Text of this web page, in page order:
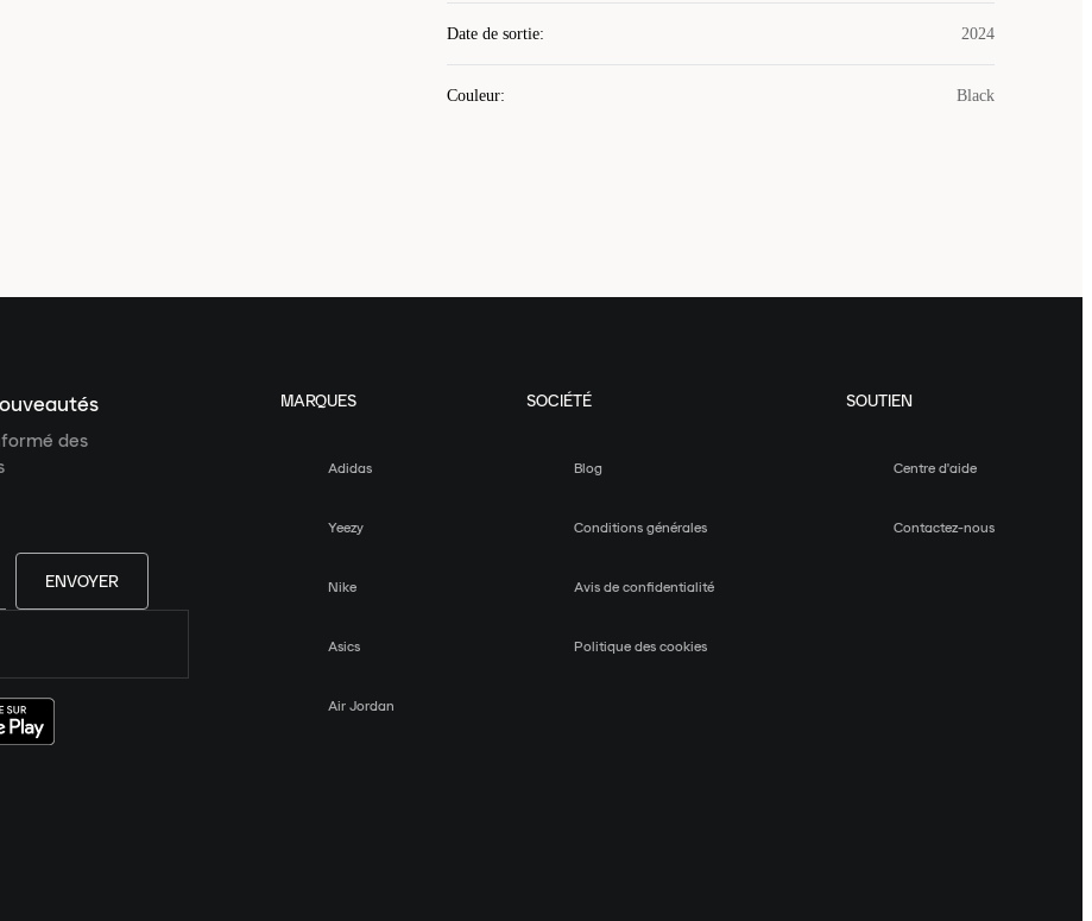
Date de sortie: 2024
Couleur: Black
des
ENVOYER
MARQUES
Adidas
Yeezy
Nike
Asics
Air Jordan
SOCIÉTÉ
Blog
Conditions générales
Avis de confidentialité
Politique des cookies
SOUTIEN
Centre d'aide
Contactez-nous